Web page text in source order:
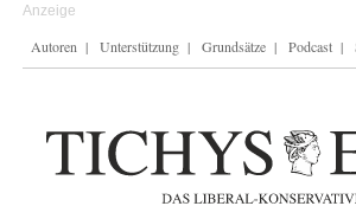
Autoren Unterstützung Grundsätze Podcast